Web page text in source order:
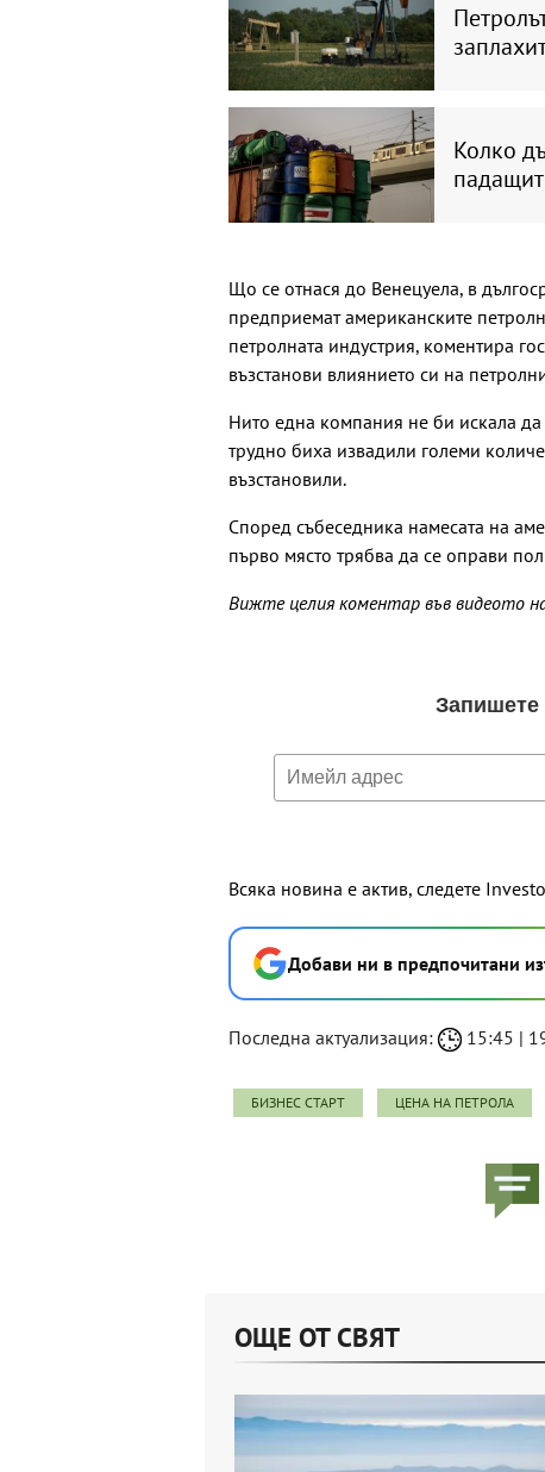
Колко
Що се отнася до Венецуела, в
предприемат американските
петролната индустрия, коментира
възстанови влиянието си на
Нито една компания не би искала
трудно биха извадили големи
възстановили.
Според събеседника намесата на
първо място трябва да се оправи
Вижте целия коментар във видеото
Всяка новина е актив, следете
Добави ни в предпочитани
Последна актуализация: 15:45 |
БИЗНЕС СТАРТ ЦЕНА НА ПЕТРОЛА
ОЩЕ ОТ СВЯТ